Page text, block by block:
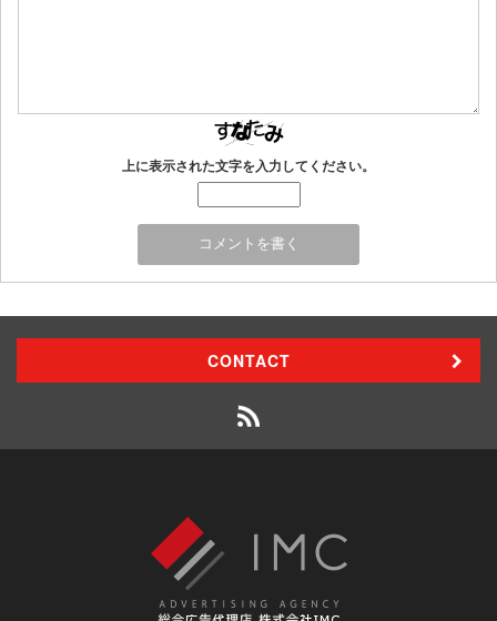
上に表示された文字を入力してください。
CONTACT